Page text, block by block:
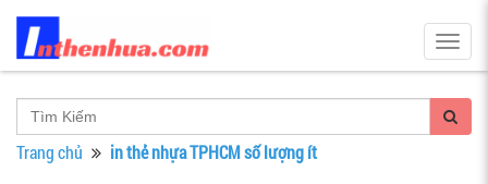
Trang chủ in thẻ nhựa TPHCM số lượng ít